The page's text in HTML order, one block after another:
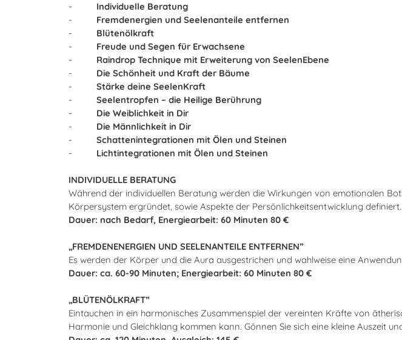
- Individuelle Beratung
- Fremdenergien und Seelenanteile entfernen
- Blütenölkraft
- Freude und Segen für Erwachsene
- Raindrop Technique mit Erweiterung von SeelenEbene
- Die Schönheit und Kraft der Bäume
-Stärke deine SeelenKraft
-Seelentropfen – die Heilige Berührung
- Die Weiblichkeit in Dir
- Die Männlichkeit in Dir
-Schattenintegrationen mit Ölen und Steinen
- Lichtintegrationen mit Ölen und Steinen
INDIVIDUELLE BERATUNG
Während der individuellen Beratung werden die Wirkungen von emotionalen
Körpersystem ergründet, sowie Aspekte der Persönlichkeitsentwicklung definiert.
Dauer: nach Bedarf, Energiearbeit: 60 Minuten 80 €
„FREMDENENERGIEN UND SEELENANTEILE ENTFERNEN”
Es werden der Körper und die Aura ausgestrichen und wahlweise eine
Dauer: ca. 60-90 Minuten; Energiearbeit: 60 Minuten 80 €
„BLÜTENÖLKRAFT”
Eintauchen in ein harmonisches Zusammenspiel der vereinten Kräfte von
Harmonie und Gleichklang kommen kann. Gönnen Sie sich eine kleine Auszeit